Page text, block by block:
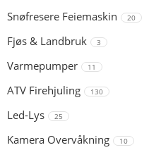
Snøfresere Feiemaskin 20
Fjøs & Landbruk 3
Varmepumper 11
ATV Firehjuling 130
Led-Lys 25
Kamera Overvåkning 10